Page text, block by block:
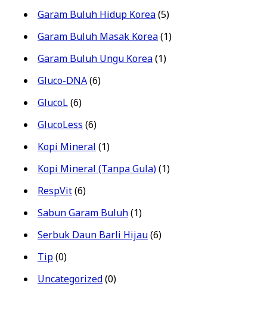
Garam Buluh Hidup Korea(5)
Garam Buluh Masak Korea(1)
Garam Buluh Ungu Korea(1)
Gluco-DNA(6)
GlucoL(6)
GlucoLess (6)
Kopi Mineral (1)
Kopi Mineral (Tanpa Gula)(1)
RespVit(6)
Sabun Garam Buluh(1)
Serbuk Daun Barli Hijau(6)
Tip(0)
Uncategorized(0)